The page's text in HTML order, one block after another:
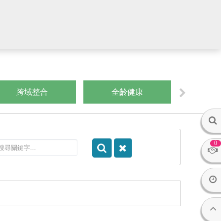
0
跨域整合 全齡健康